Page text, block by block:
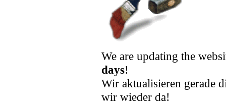
We are updating the
days!
Wir aktualisieren gerade
wir wieder da!